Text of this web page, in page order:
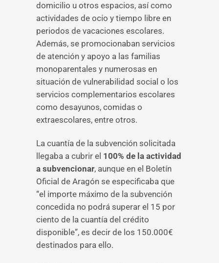
domicilio u otros espacios, así como
actividades de ocio y tiempo libre en
periodos de vacaciones escolares.
Además, se promocionaban servicios
de atención y apoyo a las familias
monoparentales y numerosas en
situación de vulnerabilidad social o los
servicios complementarios escolares
como desayunos, comidas o
extraescolares, entre otros.
La cuantía de la subvención solicitada
llegaba a cubrir el 100% de la actividad
a subvencionar, aunque en el Boletín
Oficial de Aragón se especificaba que
“el importe máximo de la subvención
concedida no podrá superar el 15 por
ciento de la cuantía del crédito
disponible”, es decir de los 150.000€
destinados para ello.